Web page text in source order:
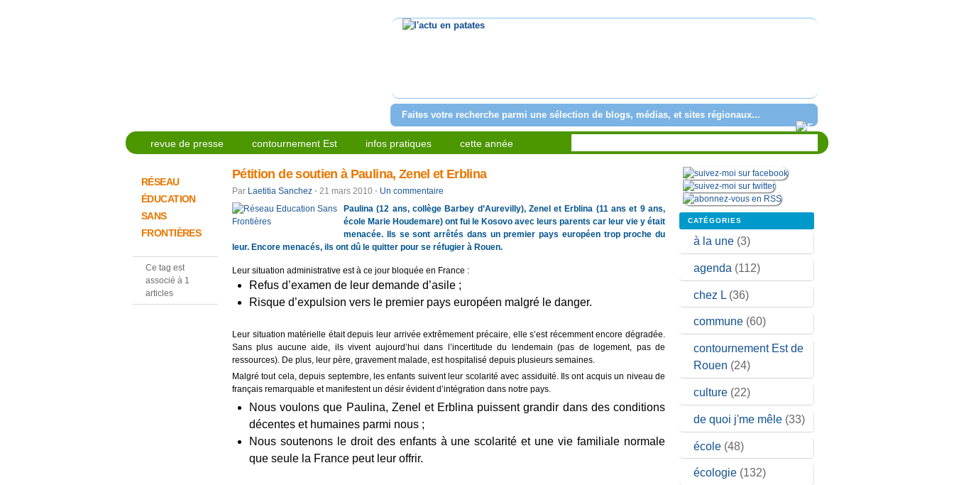
Faites votre recherche parmi une sélection de blogs, médias, et sites régionaux...
revue de presse contournement Est infos pratiques cette année
RÉSEAU
ÉDUCATION
SANS
FRONTIÈRES
Ce tag est
associé à 1
articles
Pétition de soutien à Paulina, Zenel et Erblina
Par Laetitia Sanchez ⋅ 21 mars 2010 ⋅ Un commentaire
Paulina (12 ans, collège Barbey d’Aurevilly), Zenel et Erblina (11 ans et 9 ans,
école Marie Houdemare) ont fui le Kosovo avec leurs parents car leur vie y était
menacée. Ils se sont arrêtés dans un premier pays européen trop proche du
leur. Encore menacés, ils ont dû le quitter pour se réfugier à Rouen.
Leur situation administrative est à ce jour bloquée en France :
Refus d’examen de leur demande d’asile ;
Risque d’expulsion vers le premier pays européen malgré le danger.
Leur situation matérielle était depuis leur arrivée extrêmement précaire, elle s’est récemment encore dégradée.
Sans plus aucune aide, ils vivent aujourd’hui dans l’incertitude du lendemain (pas de logement, pas de
ressources). De plus, leur père, gravement malade, est hospitalisé depuis plusieurs semaines.
Malgré tout cela, depuis septembre, les enfants suivent leur scolarité avec assiduité. Ils ont acquis un niveau de
français remarquable et manifestent un désir évident d’intégration dans notre pays.
Nous voulons que Paulina, Zenel et Erblina puissent grandir dans des conditions
décentes et humaines parmi nous ;
Nous soutenons le droit des enfants à une scolarité et une vie familiale normale
que seule la France peut leur offrir.
CATÉGORIES
à la une (3)
agenda (112)
chez L (36)
commune (60)
contournement Est de
Rouen (24)
culture (22)
de quoi j'me mêle (33)
école (48)
écologie (132)